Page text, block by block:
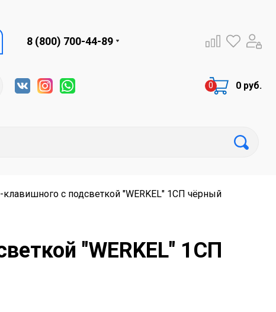
8 (800) 700-44-89
0 руб.
с подсветкой "WERKEL" 1СП чёрный
"WERKEL" 1СП